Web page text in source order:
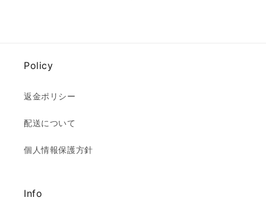
Policy
返金ポリシー
配送について
個人情報保護方針
Info